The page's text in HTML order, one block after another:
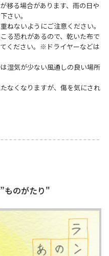
移る場合があります、雨の日や
さい。
ねないようにご注意ください。
る恐れがあるので、乾いた布で
ください。※ドライヤーなどは
湿気が少ない風通しの良い場所
なくなりますが、傷を気にされ
ものがたり"